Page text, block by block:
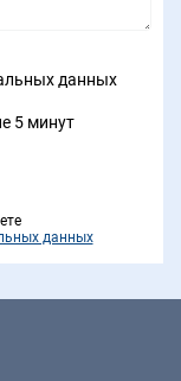
данных
5 минут
данных